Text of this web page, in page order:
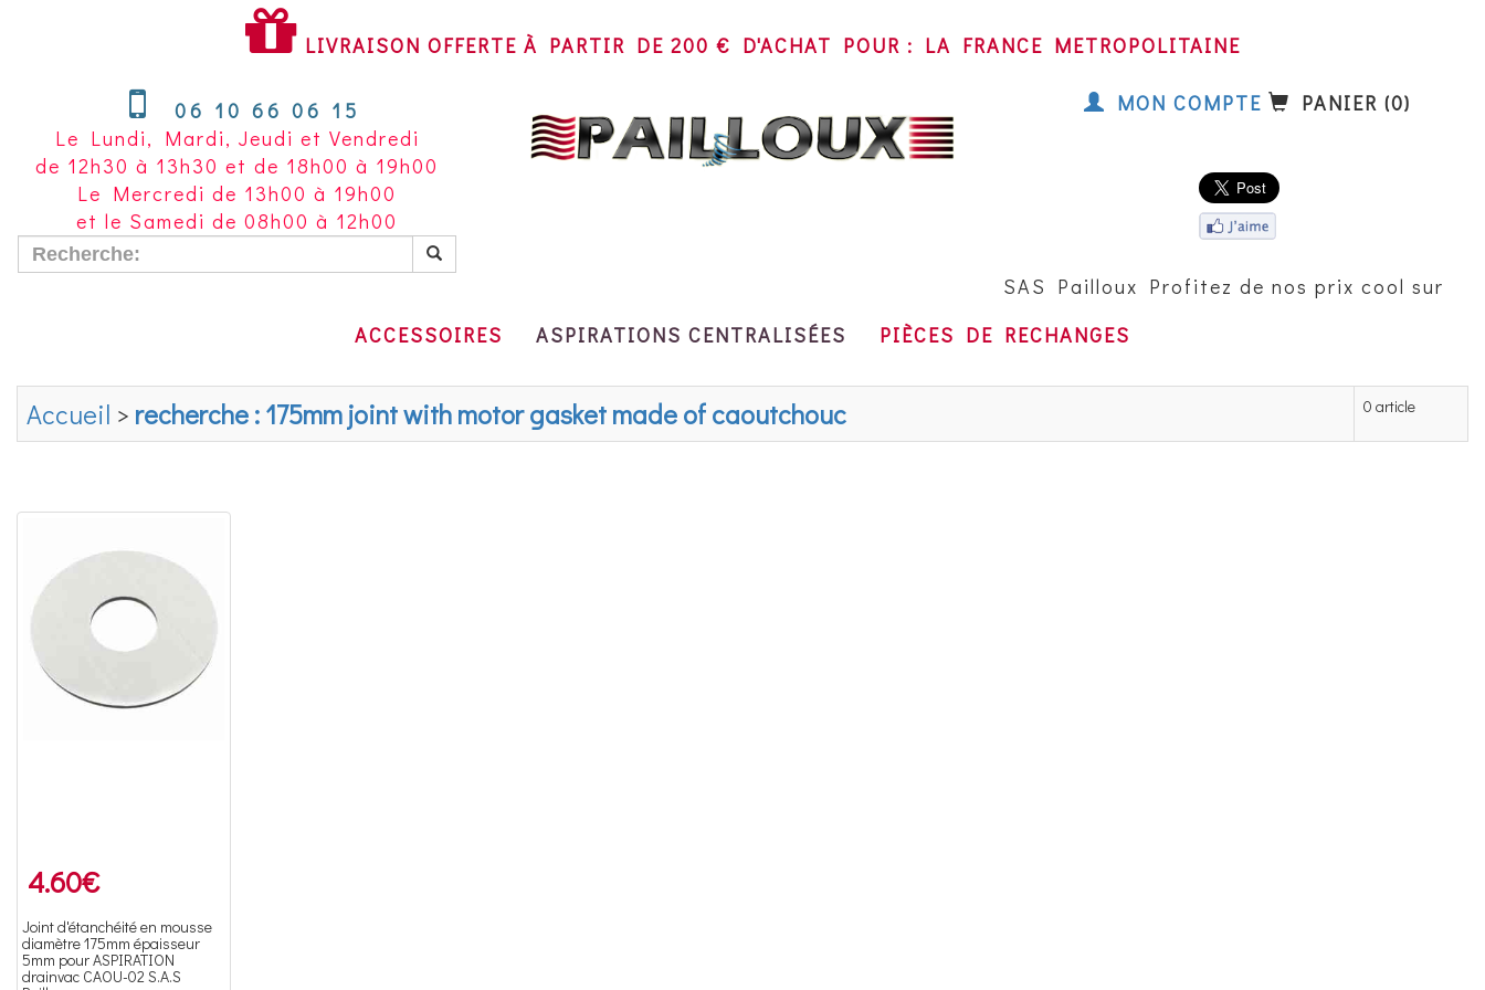
OFFERTE
PARTIR
DE
200
€
D'ACHAT
POUR
LIVRAISON OFFERTE À PARTIR DE 200 € D'ACHAT POUR : LA FRANCE METROPOLITAINE
06 10 66 06 15
Le Lundi, Mardi, Jeudi et Vendredi
de 12h30 à 13h30 et de 18h00 à 19h00
Le Mercredi de 13h00 à 19h00
et le Samedi de 08h00 à 12h00
MON COMPTE PANIER (0)
SAS Pailloux Profitez de nos prix cool sur les
ACCESSOIRES
ASPIRATIONS CENTRALISÉES PIÈCES DE RECHANGES
Accueil > recherche : 175mm joint with motor gasket made of caoutchouc 0 article
4.60€
Joint d'étanchéité en mousse
diamètre 175mm épaisseur
5mm pour ASPIRATION
drainvac CAOU-02 S.A.S